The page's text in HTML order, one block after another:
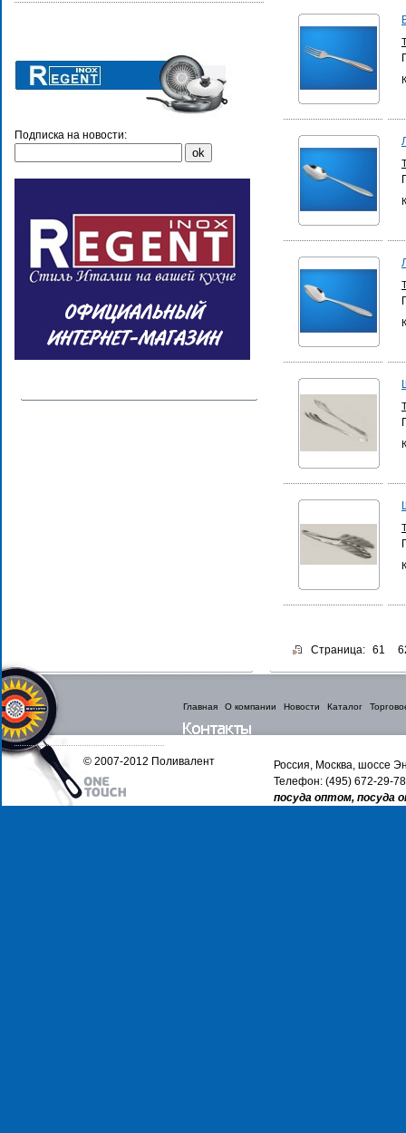
Подписка на новости:
Страница: 61
Главная О компании Новости Каталог
Россия, Москва, шоссе
Телефон: (495) 672-29-
посуда оптом, посуда
© 2007-2012 Поливалент